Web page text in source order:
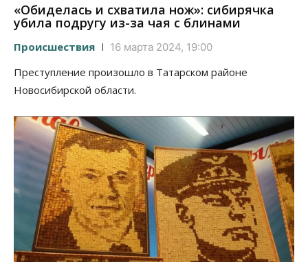
«Обиделась и схватила нож»: сибирячка
убила подругу из-за чая с блинами
Происшествия 16 марта 2024, 19:00
Преступление произошло в Татарском районе
Новосибирской области.